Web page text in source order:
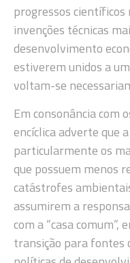
progressos
invenções técnicas
desenvolvimento
estiverem unidos a
voltam-se
Em consonância com
encíclica adverte que
particularmente os
que possuem menos
catástrofes
assumirem a
com a “casa
transição para fontes